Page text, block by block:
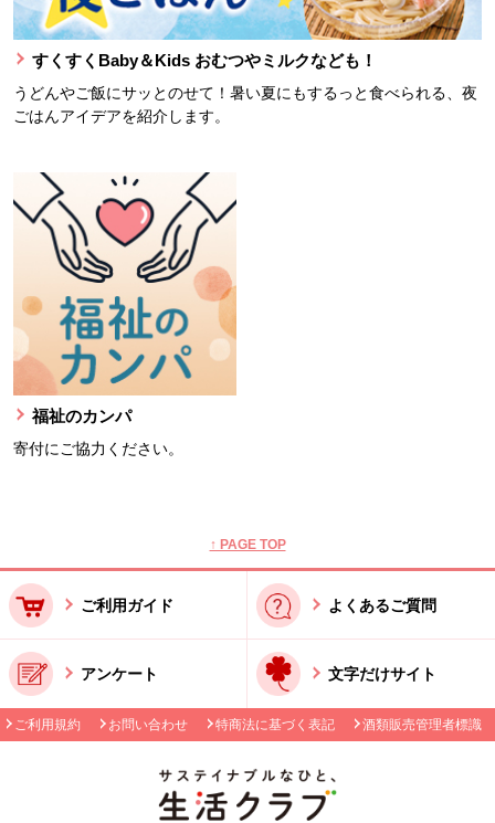
すくすくBaby＆Kids おむつやミルクなども！
うどんやご飯にサッとのせて！暑い夏にもするっと食べられる、夜
ごはんアイデアを紹介します。
福祉のカンパ
寄付にご協力ください。
↑ PAGE TOP
ご利用ガイド よくあるご質問
アンケート 文字だけサイト
ご利用規約 お問い合わせ 特商法に基づく表記 酒類販売管理者標識